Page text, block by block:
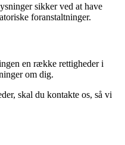
sikker ved at have
foranstaltninger.
en række rettigheder i
om dig.
skal du kontakte os, så vi